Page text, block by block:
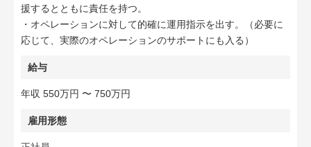
援するとともに責任を持つ。
・オペレーションに対して的確に運用指示を出す。（必要に
応じて、実際のオペレーションのサポートにも入る）
給与
年収 550万円 〜 750万円
雇用形態